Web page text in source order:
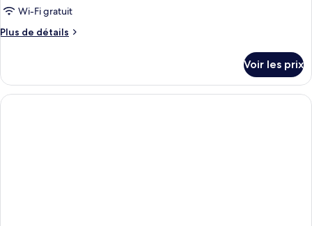
Wi-Fi gratuit
Plus de détails
Plus
le
type
de
Voir les prix